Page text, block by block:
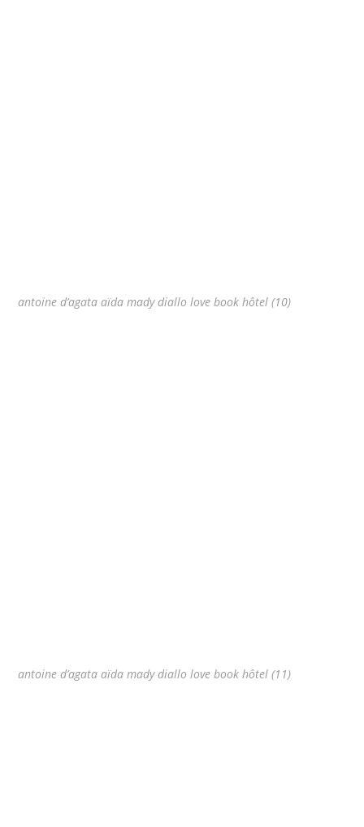
antoine d’agata aïda mady diallo love book hôtel (10)
antoine d’agata aïda mady diallo love book hôtel (11)